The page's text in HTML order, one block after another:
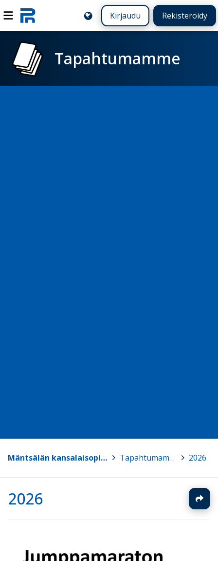
Kirjaudu Rekisteröidy
Tapahtumamme
Mäntsälän kansalaisopisto Tapahtumamme > 2026
2026